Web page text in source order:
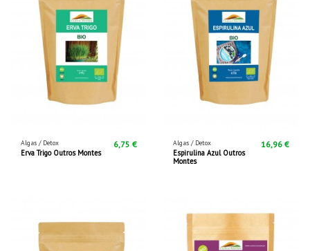
Algas / Detox
Erva Trigo Outros Montes
6,75 € Algas / Detox
Espirulina Azul Outros
Montes
16,96 €